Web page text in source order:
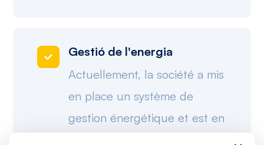
Gestió de l'energia
Actuellement, la société a mis
en place un système de
gestion énergétique et est en